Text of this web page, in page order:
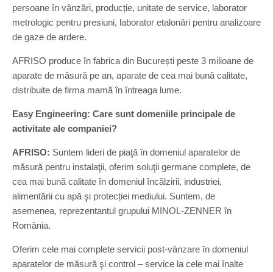
persoane în vânzări, producție, unitate de service, laborator
metrologic pentru presiuni, laborator etalonări pentru analizoare
de gaze de ardere.
AFRISO produce în fabrica din București peste 3 milioane de
aparate de măsură pe an, aparate de cea mai bună calitate,
distribuite de firma mamă în întreaga lume.
Easy Engineering: Care sunt domeniile principale de
activitate ale companiei?
AFRISO: Suntem lideri de piaţă în domeniul aparatelor de
măsură pentru instalaţii, oferim soluţii germane complete, de
cea mai bună calitate în domeniul încălzirii, industriei,
alimentării cu apă şi protecției mediului. Suntem, de
asemenea, reprezentantul grupului MINOL-ZENNER în
România.
Oferim cele mai complete servicii post-vânzare în domeniul
aparatelor de măsură şi control – service la cele mai înalte